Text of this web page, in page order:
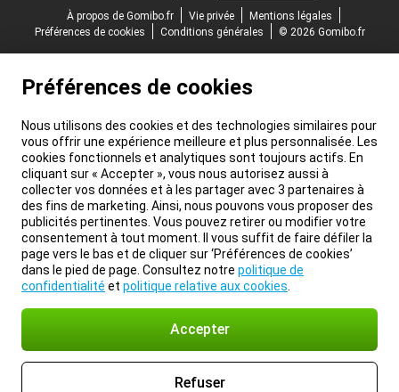
À propos de Gomibo.fr
Vie privée
Mentions légales
Préférences de cookies
Conditions générales © 2026 Gomibo.fr
Préférences de cookies
Nous utilisons des cookies et des technologies similaires pour
vous offrir une expérience meilleure et plus personnalisée. Les
cookies fonctionnels et analytiques sont toujours actifs. En
cliquant sur « Accepter », vous nous autorisez aussi à
collecter vos données et à les partager avec 3 partenaires à
des fins de marketing. Ainsi, nous pouvons vous proposer des
publicités pertinentes. Vous pouvez retirer ou modifier votre
consentement à tout moment. Il vous suffit de faire défiler la
page vers le bas et de cliquer sur ‘Préférences de cookies’
dans le pied de page. Consultez notre politique de
confidentialité et politique relative aux cookies
Accepter
Refuser